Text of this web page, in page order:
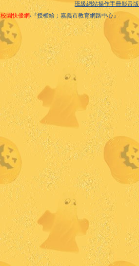
班級網站操作手冊影音版
校園快優網‧『授權給：嘉義市教育網路中心』